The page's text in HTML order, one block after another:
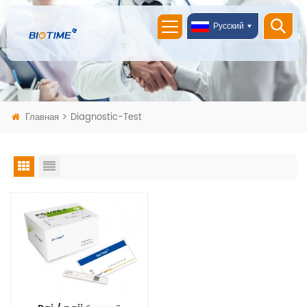
Русский
Главная Diagnostic-Test